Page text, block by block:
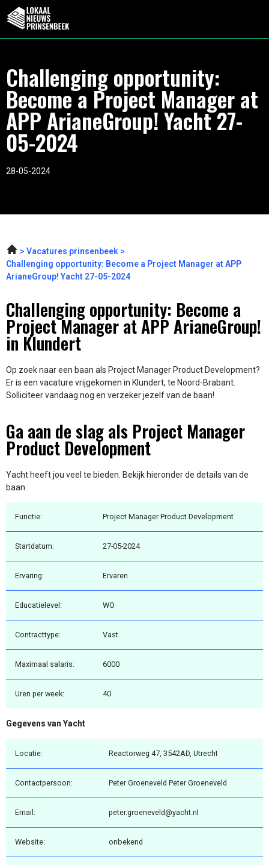
Challenging opportunity:
Become a Project Manager at
APP ArianeGroup! Yacht 27-
05-2024
28-05-2024
Vacatures prinsenbeek
Challenging opportunity: Become a Project Manager at APP
ArianeGroup! Yacht 27-05-2024
Challenging opportunity: Become a
Project Manager at APP ArianeGroup!
in Klundert
Op zoek naar een baan als Project Manager Product Development?
Er is een vacature vrijgekomen in Klundert, te Noord-Brabant.
Solliciteer vandaag nog en verzeker jezelf van de baan!
Ga aan de slag als Project Manager
Product Development
Yacht heeft jou veel te bieden. Bekijk hieronder de details van de
baan
Functie: Project Manager Product Development
Startdatum: 27-05-2024
Ervaring: Ervaren
Educatielevel: WO
Contracttype: Vast
Maximaal salaris: 6000
Uren per week: 40
Gegevens van Yacht
Locatie: Reactorweg 47, 3542AD, Utrecht
Contactpersoon: Peter Groeneveld Peter Groeneveld
Email: peter.groeneveld@yacht.nl
Website: onbekend